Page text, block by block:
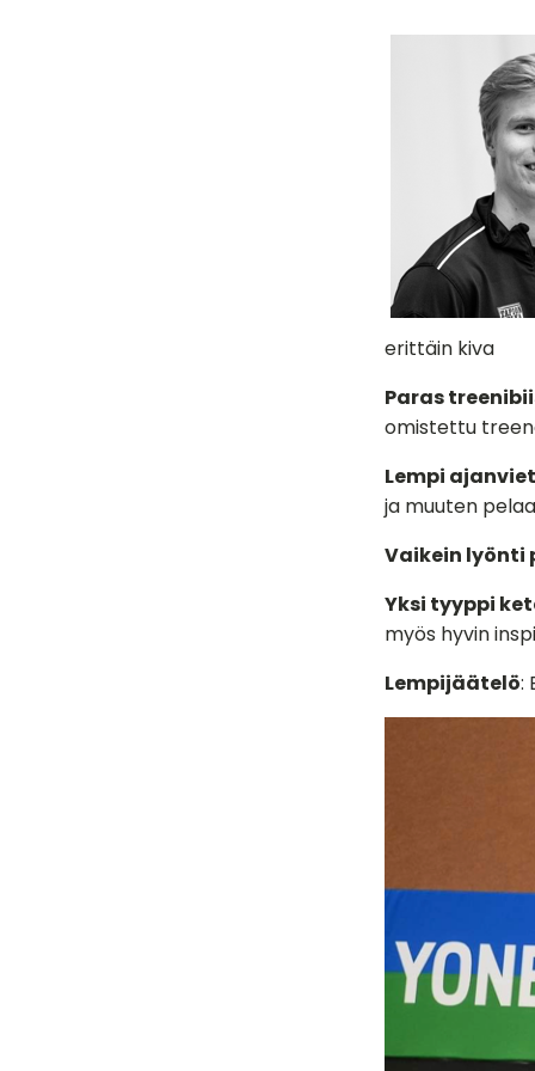
erittäin kiva
Paras
omistettu
Lempi
ja muuten
Vaikein lyönti
Yksi tyyppi
myös hyvin
Lempijäätelö: